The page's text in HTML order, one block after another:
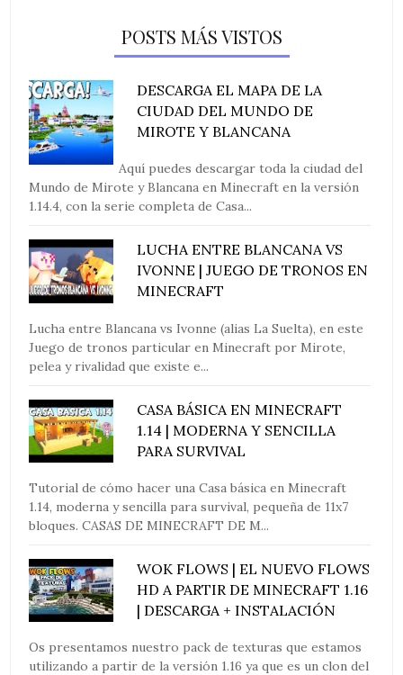
POSTS MÁS VISTOS
DESCARGA EL MAPA DE LA
CIUDAD DEL MUNDO DE
MIROTE Y BLANCANA
Aquí puedes descargar toda la ciudad del
Mundo de Mirote y Blancana en Minecraft en la versión
1.14.4, con la serie completa de Casa...
LUCHA ENTRE BLANCANA VS
IVONNE | JUEGO DE TRONOS EN
MINECRAFT
Lucha entre Blancana vs Ivonne (alias La Suelta), en este
Juego de tronos particular en Minecraft por Mirote,
pelea y rivalidad que existe e...
CASA BÁSICA EN MINECRAFT
1.14 | MODERNA Y SENCILLA
PARA SURVIVAL
Tutorial de cómo hacer una Casa básica en Minecraft
1.14, moderna y sencilla para survival, pequeña de 11x7
bloques. CASAS DE MINECRAFT DE M...
WOK FLOWS | EL NUEVO FLOWS
HD A PARTIR DE MINECRAFT 1.16
| DESCARGA + INSTALACIÓN
Os presentamos nuestro pack de texturas que estamos
utilizando a partir de la versión 1.16 ya que es un clon del